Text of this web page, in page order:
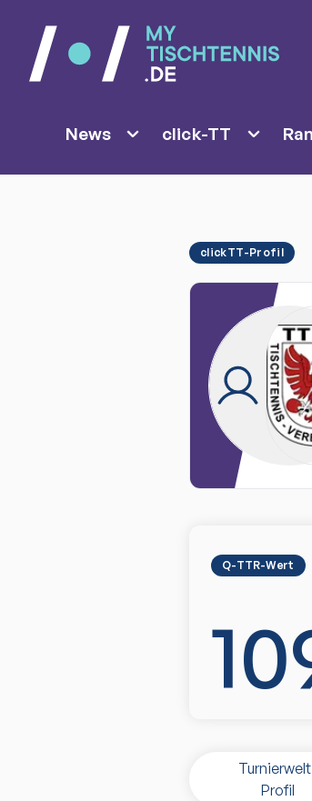
News click-TT
clickTT-Profil
Q-TTR-Wert
Profil